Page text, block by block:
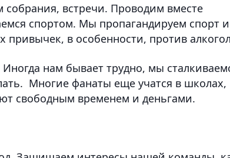
встречи. Проводим вместе
спортом. Мы пропагандируем спорт и
в особенности, против
нам бывает трудно, мы
Многие фанаты еще учатся в школах,
свободным временем и деньгами.